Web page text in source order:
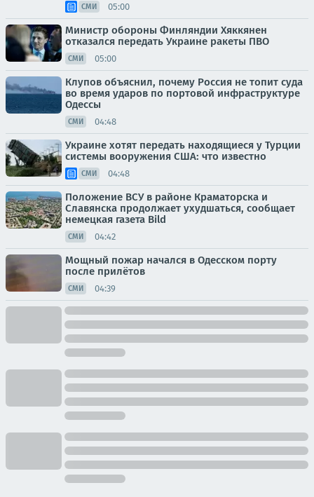
СМИ 05:00
Министр обороны Финляндии Хяккянен
отказался передать Украине ракеты ПВО
СМИ 05:00
Клупов объяснил, почему Россия не топит суда
во время ударов по портовой инфраструктуре
Одессы
СМИ 04:48
Украине хотят передать находящиеся у Турции
системы вооружения США: что известно
СМИ 04:48
Положение ВСУ в районе Краматорска и
Славянска продолжает ухудшаться, сообщает
немецкая газета Bild
СМИ 04:42
Мощный пожар начался в Одесском порту
после прилётов
СМИ 04:39